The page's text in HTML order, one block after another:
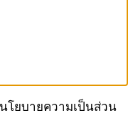
โยบายความเป็นส่วน